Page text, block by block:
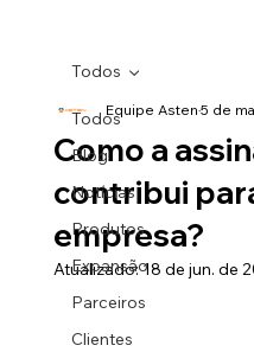
Todos
Blog
Notícias
Produtos
Expansão
Parceiros
Clientes
Todos
Como a
contribui
empresa?
Equipe Asten5 de
Atualizado:18 de jun. de